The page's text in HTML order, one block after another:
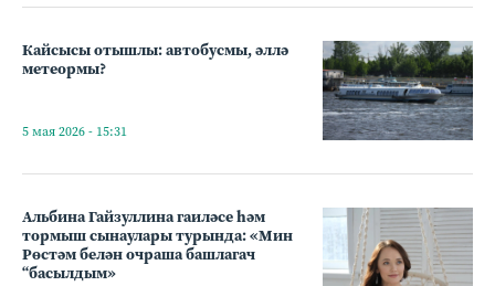
Кайсысы отышлы: автобусмы, әллә
метеормы?
5 мая 2026 - 15:31
Альбина Гайзуллина гаиләсе һәм
тормыш сынаулары турында: «Мин
Рөстәм белән очраша башлагач
“басылдым»